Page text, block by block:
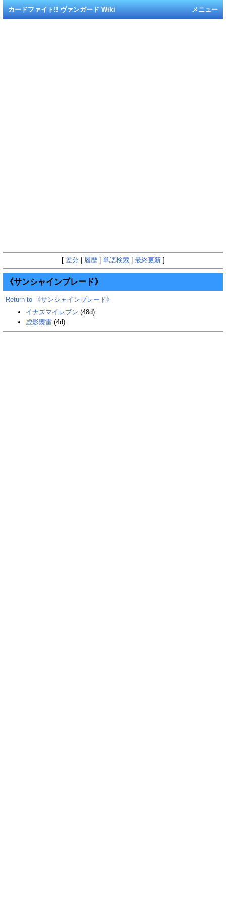
メニュー
カードファイト!! ヴァンガード Wiki
[ 差分 履歴| 単語検索| 最終更新]
《サンシャインブレード》
Return to 《サンシャインブレード》
イナズマイレブン (48d)
虚影襲雷 (4d)